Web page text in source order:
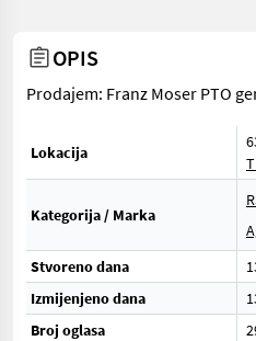
OPIS
Prodajem: Franz Moser PTO
Lokacija
Kategorija / Marka
Stvoreno dana
Izmijenjeno dana
Broj oglasa